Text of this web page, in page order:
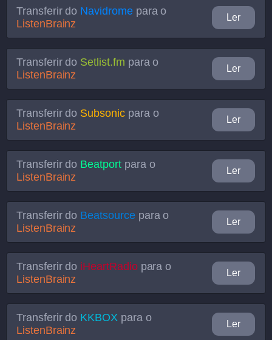
Transferir do Navidromepara o
ListenBrainz
Ler
Transferir do Setlist.fm para o
ListenBrainz
Ler
Transferir do Subsonicpara o
ListenBrainz
Ler
Transferir do Beatportpara o
ListenBrainz
Ler
Transferir do Beatsourcepara o
ListenBrainz
Ler
Transferir do iHeartRadiopara o
ListenBrainz
Ler
Transferir do KKBOXpara o
ListenBrainz
Ler